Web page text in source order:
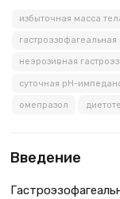
избыточная масса
неэрозивная
суточная рН-
омепразол
Введение